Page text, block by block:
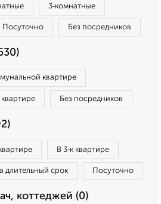
3‑комнатные
Посуточно Без посредников
квартире
квартире Без посредников
В 3‑к квартире
длительный срок Посуточно
коттеджей (0)